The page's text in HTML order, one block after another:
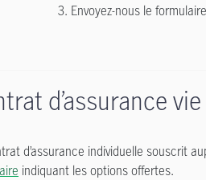
Envoyez-nous le
d’assurance
d’assurance individuelle souscrit
indiquant les options offertes.